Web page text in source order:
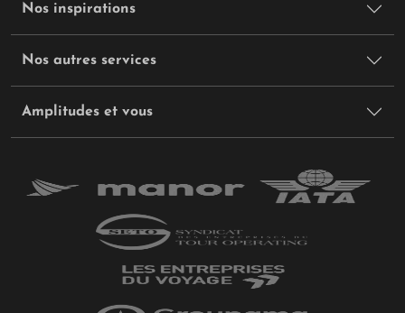
Nos inspirations
Nos autres services
Amplitudes et vous